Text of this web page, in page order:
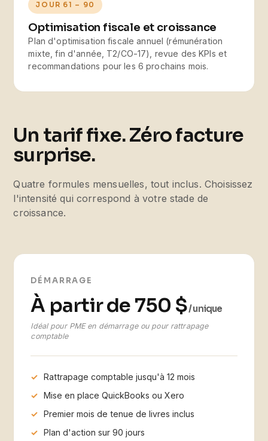
JOUR 61 – 90
Optimisation fiscale et croissance
Plan d'optimisation fiscale annuel (rémunération
mixte, fin d'année, T2/CO-17), revue des KPIs et
recommandations pour les 6 prochains mois.
Un tarif fixe. Zéro facture
surprise.
Quatre formules mensuelles, tout inclus. Choisissez
l'intensité qui correspond à votre stade de
croissance.
DÉMARRAGE
À partir de 750 $/ unique
Idéal pour PME en démarrage ou pour rattrapage
comptable
Rattrapage comptable jusqu'à 12 mois
Mise en place QuickBooks ou Xero
Premier mois de tenue de livres inclus
Plan d'action sur 90 jours